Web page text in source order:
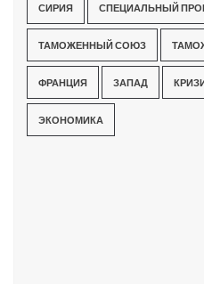
СИРИЯ СПЕЦИАЛЬНЫЙ
ТАМОЖЕННЫЙ СОЮЗ
ФРАНЦИЯ ЗАПАД
ЭКОНОМИКА